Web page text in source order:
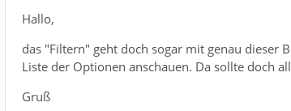
Hallo,
das "Filtern" geht doch sogar mit genau dieser
Liste der Optionen anschauen. Da sollte doch
Gruß